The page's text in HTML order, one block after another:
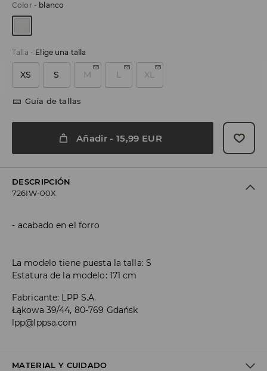
Color- blanco
Talla - Elige una talla
XS S M L XL
Guía de tallas
Añadir - 15,99 EUR
DESCRIPCIÓN
726IW-00X
acabado en el forro
La modelo tiene puesta la talla: S
Estatura de la modelo: 171 cm
Fabricante: LPP S.A.
Łąkowa 39/44, 80-769 Gdańsk
lpp@lppsa.com
MATERIAL Y CUIDADO